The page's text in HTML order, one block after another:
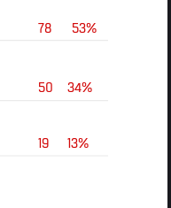
53%
78
34%
50
13%
19